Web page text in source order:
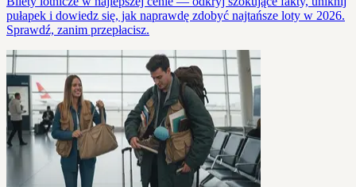
pułapek i dowiedz się, jak naprawdę zdobyć najtańsze loty w 2026.
Sprawdź, zanim przepłacisz.